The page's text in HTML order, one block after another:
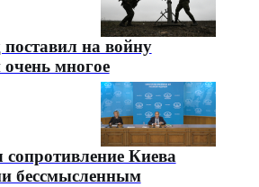
на войну
многое
сопротивление Киева
бессмысленным